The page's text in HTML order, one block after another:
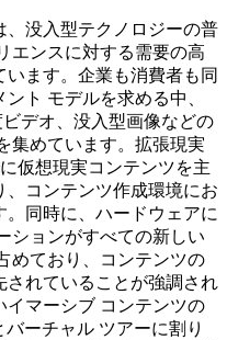
没入型テクノロジーの普
エンスに対する需要の高
ます。企業も消費者も同
ト モデルを求める中、
デオ、没入型画像などの
集めています。拡張現実
仮想現実コンテンツを主
コンテンツ作成環境にお
同時に、ハードウェアに
ションがすべての新しい
めており、コンテンツの
されていることが強調され
マーシブ コンテンツの
バーチャル ツアーに割り